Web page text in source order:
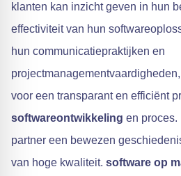
klanten kan inzicht geven in hun
effectiviteit van hun
hun communicatiepraktijken en
voor een transparant en efficiënt
softwareontwikkeling en
partner een bewezen
van hoge kwaliteit. software op